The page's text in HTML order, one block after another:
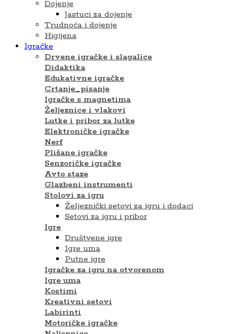
Dojenje
Jastuci za dojenje
Trudnoća i dojenje
Higijena
Igračke
Drvene igračke i slagalice
Didaktika
Edukativne igračke
Crtanje_pisanje
Igračke s magnetima
Željeznice i vlakovi
Lutke i pribor za lutke
Elektroničke igračke
Nerf
Plišane igračke
Senzoričke igračke
Avto staze
Glazbeni instrumenti
Stolovi za igru
Željeznički setovi za igru i dodaci
Setovi za igru ​​i pribor
Igre
Društvene igre
Igre uma
Putne igre
Igračke za igru na otvorenom
Igre uma
Kostimi
Kreativni setovi
Labirinti
Motoričke igračke